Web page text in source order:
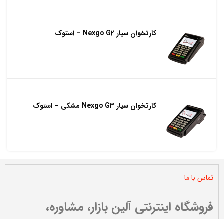
کارتخوان سیار Nexgo G2 – استوک
کارتخوان سیار Nexgo G3 مشکی – استوک
تماس با ما
فروشگاه اینترنتی آلین بازار، مشاوره،